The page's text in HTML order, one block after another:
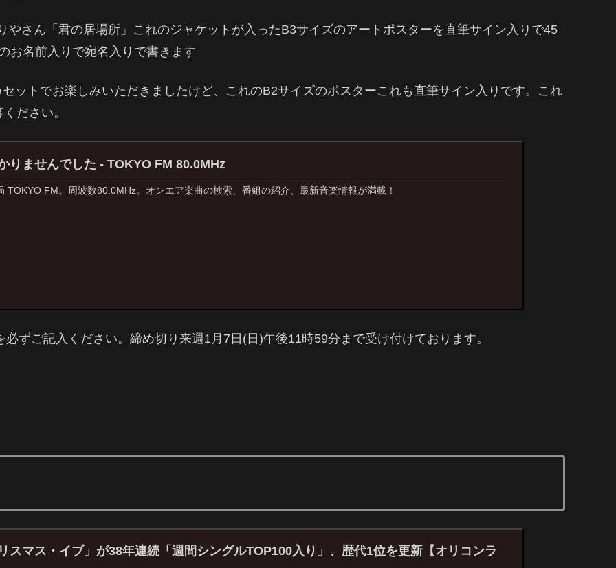
やさん「君の居場所」これのジャケットが入ったB3サイズのアートポスターを直筆サイン入りで45
お名前入りで宛名入りで書きます
ットでお楽しみいただきましたけど、これのB2サイズのポスターこれも直筆サイン入りです。これ
ださい。
りませんでした - TOKYO FM 80.0MHz
TOKYO FM。周波数80.0MHz。オンエア楽曲の検索、番組の紹介、最新音楽情報が満載！
ずご記入ください。締め切り来週1月7日(日)午後11時59分まで受け付けております。
スマス・イブ」が38年連続「週間シングルTOP100入り」、歴代1位を更新【オリコンラ